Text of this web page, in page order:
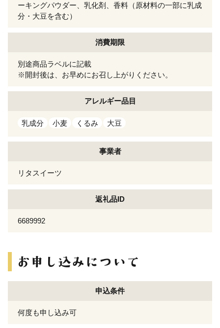
ーキングパウダー、乳化剤、香料（原材料の一部に乳成
分・大豆を含む）
消費期限
別途商品ラベルに記載
※開封後は、お早めにお召し上がりください。
アレルギー品目
乳成分 小麦 くるみ 大豆
事業者
リタスイーツ
返礼品ID
6689992
申込条件
何度も申し込み可